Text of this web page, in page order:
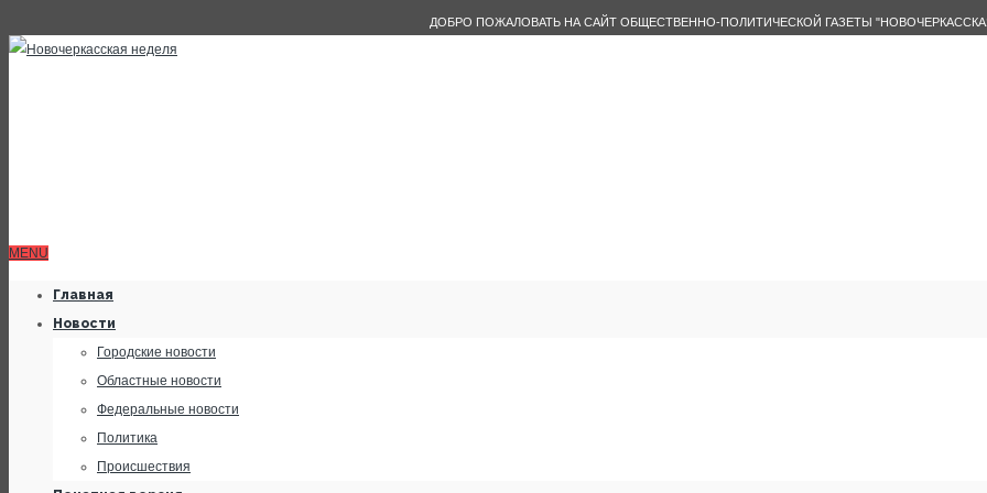
ДОБРО ПОЖАЛОВАТЬ НА САЙТ ОБЩЕСТВЕННО-ПОЛИТИЧЕСКОЙ ГАЗЕТЫ
MENU
Главная
Новости
Городские новости
Областные новости
Федеральные новости
Политика
Происшествия